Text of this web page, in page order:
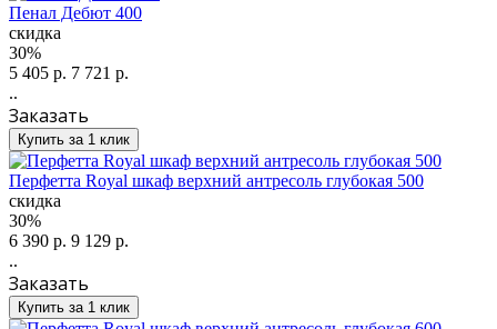
Пенал Дебют 400
скидка
30%
5 405 р. 7 721 р.
..
Заказать
Купить за 1 клик
Перфетта Royal шкаф верхний антресоль глубокая 500
скидка
30%
6 390 р. 9 129 р.
..
Заказать
Купить за 1 клик